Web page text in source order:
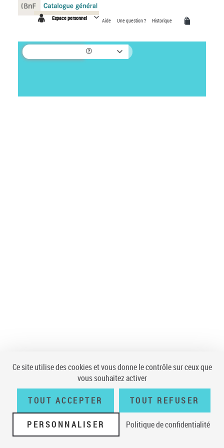
Espace personnel Aide Une question ? Historique
Panneau de gestion des cookies
Ce site utilise des cookies et vous donne le contrôle sur ceux que
vous souhaitez activer
TOUT ACCEPTER TOUT REFUSER
PERSONNALISER Politique de confidentialité